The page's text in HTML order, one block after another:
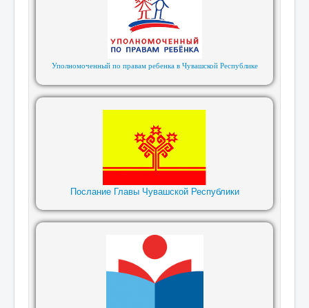
Уполномоченный по правам ребенка в Чувашской Республике
Послание Главы Чувашской Республики